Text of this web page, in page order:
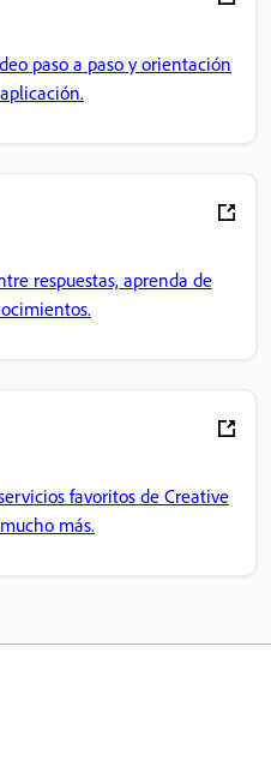
paso a paso y orientación
respuestas, aprenda de
favoritos de Creative
más.